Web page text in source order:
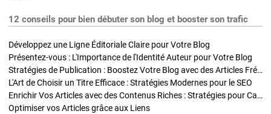
12 conseils pour bien débuter son blog et booster son trafic
Développez une Ligne Éditoriale Claire pour Votre Blog
Présentez-vous : L'Importance de l'Identité Auteur pour Votre Blog
Stratégies de Publication : Boostez Votre Blog avec des Articles Fréquents et Exclusifs
L'Art de Choisir un Titre Efficace : Stratégies Modernes pour le SEO
Enrichir Vos Articles avec des Contenus Riches : Stratégies pour Captiver et Optimiser
Optimiser vos Articles grâce aux Liens